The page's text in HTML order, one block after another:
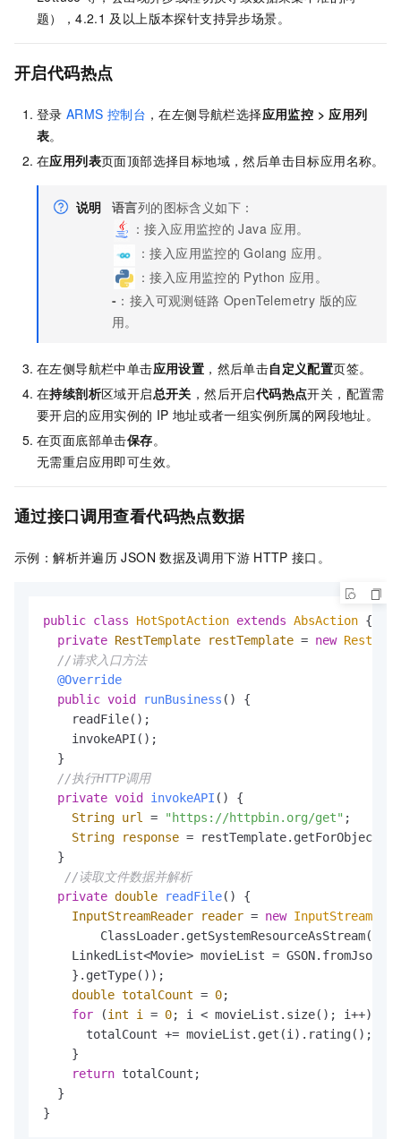
题），4.2.1 及以上版本探针支持异步场景。
开启代码热点
登录 ARMS 控制台 ，在左侧导航栏选择应用监控 >应用列
表。
在应用列表页面顶部选择目标地域，然后单击目标应用名称。
说明 语言列的图标含义如下：
：接入应用监控的 Java 应用。
：接入应用监控的 Golang 应用。
：接入应用监控的 Python 应用。
- ：接入 可观测链路 OpenTelemetry 版的应
用。
在左侧导航栏中单击应用设置 ，然后单击自定义配置页签。
在持续剖析区域开启总开关 ，然后开启代码热点开关，配置需
要开启的应用实例的 IP 地址或者一组实例所属的网段地址。
在页面底部单击保存。
无需重启应用即可生效。
通过接口调用查看代码热点数据
示例：解析并遍历 JSON 数据及调用下游 HTTP 接口。
public class HotSpotAction extends AbsAction {
private RestTemplate restTemplate = new
//请求入口方法
@Override
public void runBusiness ()
{
    readFile();
    invokeAPI();
  }
//执行HTTP调用
private void invokeAPI ()
{
String url = "https://httpbin.org/get" ;
String
response =
  }
//读取文件数据并解析
private double readFile()
{
InputStreamReader
reader = new
        ClassLoader.getSystemResourceAsStream(
LinkedList<Movie> movieList =
    }.getType());
double totalCount = 0;
for (int i = 0; i < movieList.size(); i++) {
      totalCount += movieList.get(i).rating();
    }
return totalCount;
  }
}